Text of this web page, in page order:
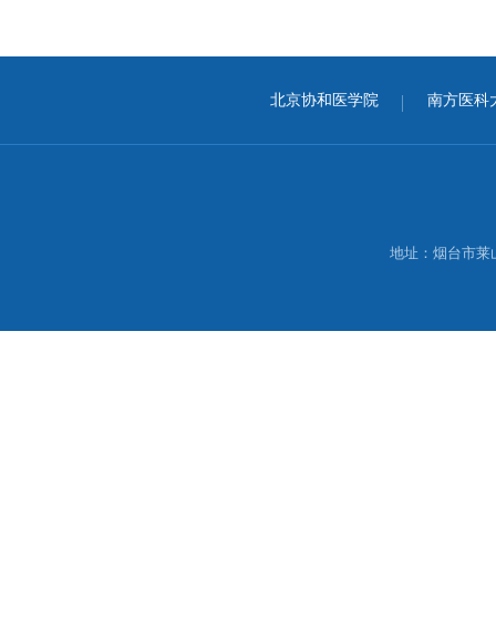
北京协和医学院 南方医科
地址：烟台市莱